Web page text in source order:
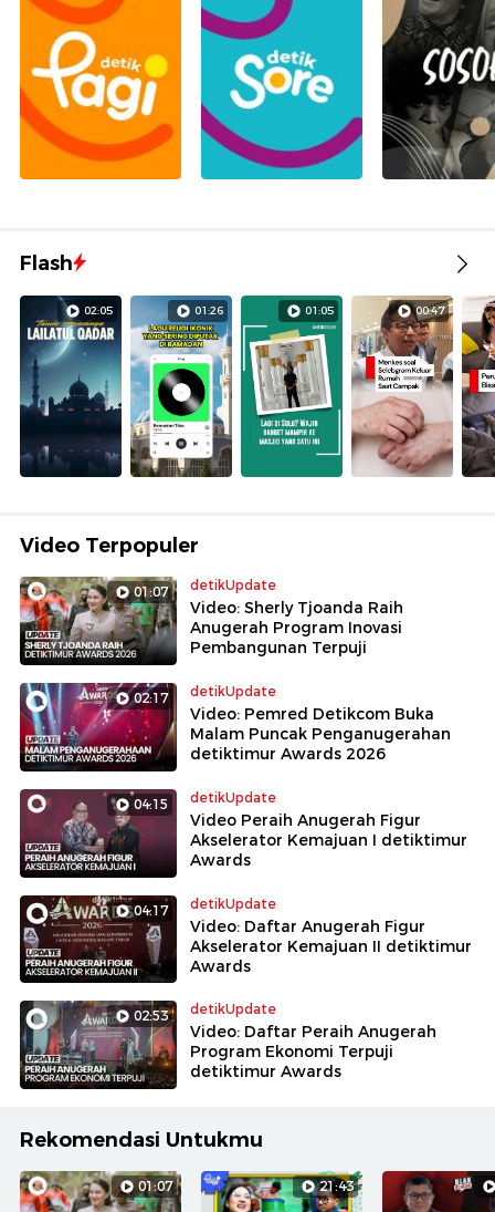
Flash
02:05 01:26 01:05 00:47
Video Terpopuler
01:07 detikUpdate
Video: Sherly Tjoanda Raih
Anugerah Program Inovasi
Pembangunan Terpuji
02:17 detikUpdate
Video: Pemred Detikcom Buka
Malam Puncak Penganugerahan
detiktimur Awards 2026
04:15 detikUpdate
Video Peraih Anugerah Figur
Akselerator Kemajuan I detiktimur
Awards
04:17 detikUpdate
Video: Daftar Anugerah Figur
Akselerator Kemajuan II detiktimur
Awards
02:53 detikUpdate
Video: Daftar Peraih Anugerah
Program Ekonomi Terpuji
detiktimur Awards
Rekomendasi Untukmu
01:07 21:43